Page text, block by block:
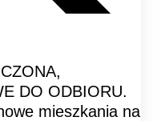
DO ODBIORU.
mieszkania na